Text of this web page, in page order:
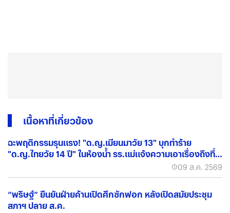
เนื้อหาที่เกี่ยวข้อง
ฉะพฤติกรรมรุนแรง! "ด.ญ.เมียนมาวัย 13" บุกทำร้าย
"ด.ญ.ไทยวัย 14 ปี" ในห้องน้ำ รร.แม่แจ้งความเอาเรื่องถึงที่
09 ส.ค. 2569
“พริษฐ์” ยืนยันฝ่ายค้านเปิดศึกซักฟอก หลังเปิดสมัยประชุม
สภาฯ ปลาย ส.ค.